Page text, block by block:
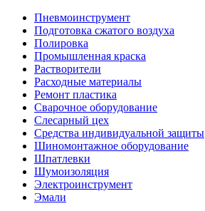
Пневмоинструмент
Подготовка сжатого воздуха
Полировка
Промышленная краска
Растворители
Расходные материалы
Ремонт пластика
Сварочное оборудование
Слесарный цех
Средства индивидуальной защиты
Шиномонтажное оборудование
Шпатлевки
Шумоизоляция
Электроинструмент
Эмали